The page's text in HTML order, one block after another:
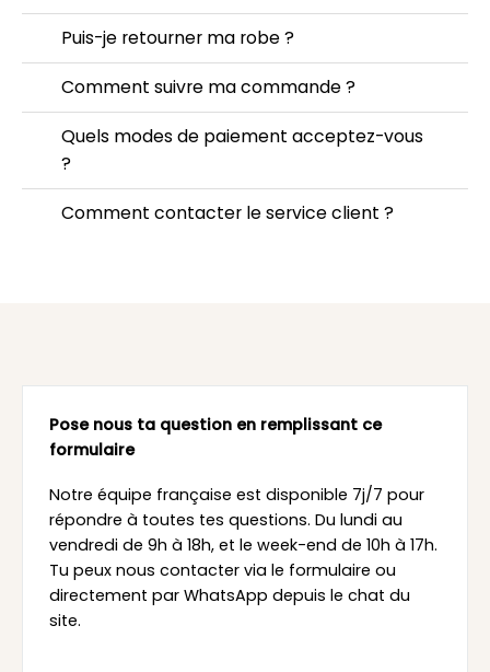
Puis-je retourner ma robe ?
Comment suivre ma commande ?
Quels modes de paiement acceptez-vous
?
Comment contacter le service client ?
Pose nous ta question en remplissant ce
formulaire
Notre équipe française est disponible 7j/7 pour
répondre à toutes tes questions. Du lundi au
vendredi de 9h à 18h, et le week-end de 10h à 17h.
Tu peux nous contacter via le formulaire ou
directement par WhatsApp depuis le chat du
site.